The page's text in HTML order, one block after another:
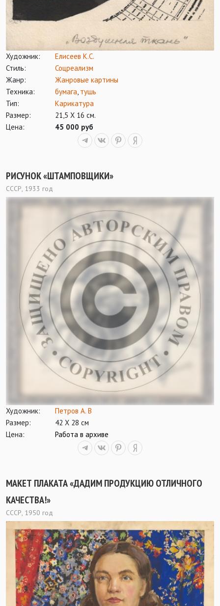
Художник:
Елисеев К.С.
Стиль:
Соцреализм
Жанр:
Жанровые картины
Техника:
бумага, тушь
Тип:
Карикатура
Размер:
21,5 Х 16 см.
Цена:
45 000 руб
РИСУНОК «ШТАМПОВЩИКИ»
СССР, 1933 год
Художник:
Петров А. В
Размер:
42 Х 28 см
Цена:
Работа в архиве
МАКЕТ ПЛАКАТА «ДАДИМ ПРОДУКЦИЮ ОТЛИЧНОГО
КАЧЕСТВА!»
СССР, 1950 год